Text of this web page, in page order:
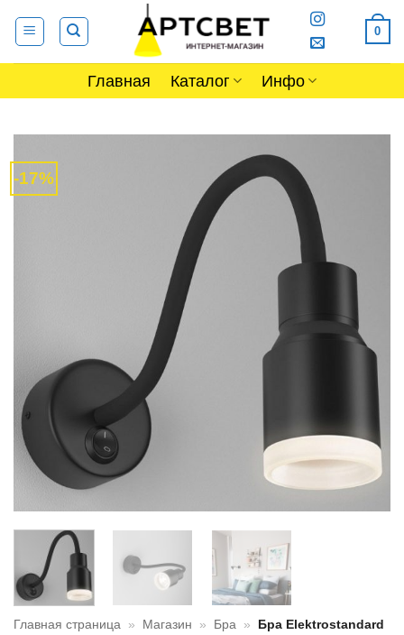
0
Главная Каталог Инфо
-17%
Главная страница » Магазин » Бра »
Бра Elektrostandard